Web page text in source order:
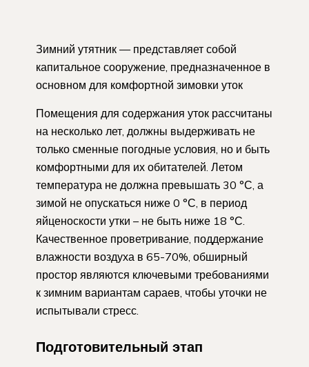
Зимний утятник — представляет собой
капитальное сооружение, предназначенное в
основном для комфортной зимовки уток
Помещения для содержания уток рассчитаны
на несколько лет, должны выдерживать не
только сменные погодные условия, но и быть
комфортными для их обитателей. Летом
температура не должна превышать 30 °С, а
зимой не опускаться ниже 0 °С, в период
яйценоскости утки – не быть ниже 18 °С.
Качественное проветривание, поддержание
влажности воздуха в 65-70%, обширный
простор являются ключевыми требованиями
к зимним вариантам сараев, чтобы уточки не
испытывали стресс.
Подготовительный этап